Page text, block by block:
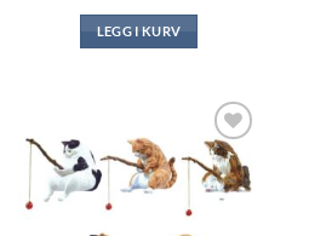
LEGG I KURV
Legg til i
ønskeliste